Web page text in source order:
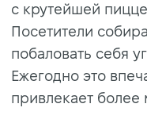
с крутейшей
Посетители
побаловать себя
Ежегодно это
привлекает более